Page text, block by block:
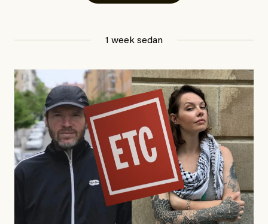
1 week sedan